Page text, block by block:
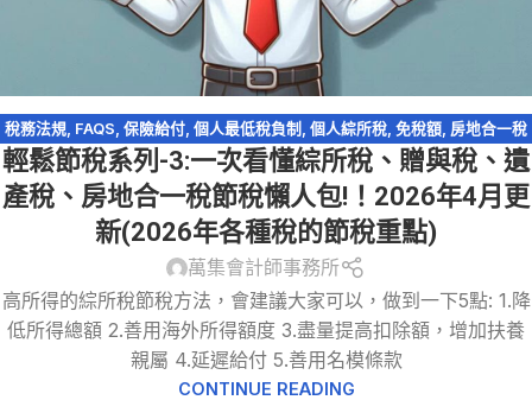
稅務法規 FAQS 保險給付 個人最低稅負制 個人綜所稅 免稅額 房地合一稅
2.0,海外所得,股利收入,資產傳承,輕鬆節稅,輕鬆節稅-綜所稅,農地, 遺產及
贈與稅
輕鬆節稅系列-3:一次看懂綜所稅、贈與稅、遺
產稅、房地合一稅節稅懶人包!！2026年4月更
新(2026年各種稅的節稅重點)
萬集會計師事務所
高所得的綜所稅節稅方法，會建議大家可以，做到一下5點: 1.降
低所得總額 2.善用海外所得額度 3.盡量提高扣除額，增加扶養
親屬 4.延遲給付 5.善用名模條款
CONTINUE READING